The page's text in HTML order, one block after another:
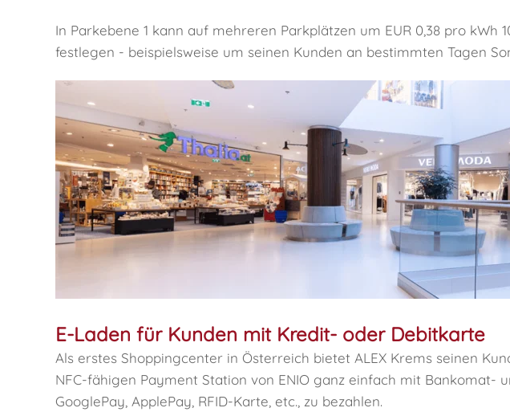
In Parkebene 1 kann auf mehreren Parkplätzen um EUR 0,38 pro
festlegen - beispielsweise um seinen Kunden an bestimmten Tagen
E-Laden für Kunden mit Kredit- oder Debitkarte
Als erstes Shoppingcenter in Österreich bietet ALEX Krems seinen
NFC-fähigen Payment Station von ENIO ganz einfach mit
GooglePay, ApplePay, RFID-Karte, etc., zu bezahlen.